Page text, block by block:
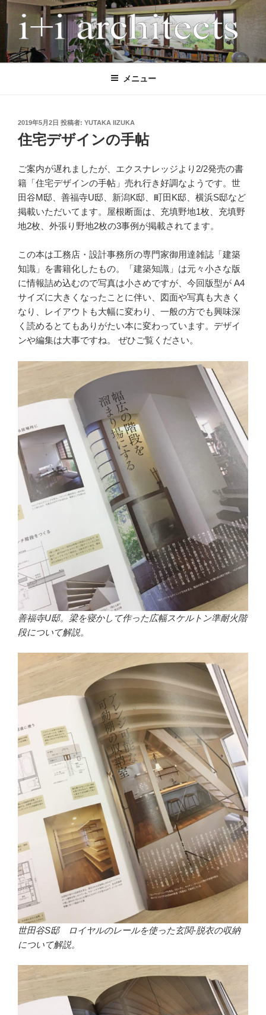
コ
ン
テ
ン
ツ
I+I ARCHITECTS
アイプラスアイ設計事務所は、多様な条件下でも「高性能」と「魅力的
応えてきました。 間取りを先に決めるのではなく、屋根や中間領域か
ら住まい全体の成り立ちを考える設計手法により、風景となる建築、環
境と一体となった快適な空間を実現します。 現在は、耐震等級3、
東京ゼロエミなどの各種補助金活用にも柔軟に対応しています。施工
は、地域の技術力の高い工務店に限定することで、安心して理想的な家
づくりができる体制を整えています。
メニュー
投
稿
日:
2019年5月2日 投稿者: YUTAKA IIZUKA
住宅デザインの手帖
ご案内が遅れましたが、エクスナレッジより2/2発売の書
籍「住宅デザインの手帖」売れ行き好調なようです。世
田谷M邸、善福寺U邸、新潟K邸、町田K邸、横浜S邸など
掲載いただいてます。屋根断面は、充填野地1枚、充填野
地2枚、外張り野地2枚の3事例が掲載されてます。
この本は工務店・設計事務所の専門家御用達雑誌「建築
知識」を書籍化したもの。「建築知識」は元々小さな版
に情報詰め込むので写真は小さめですが、今回版型が A4
サイズに大きくなったことに伴い、図面や写真も大きく
なり、レイアウトも大幅に変わり、一般の方でも興味深
く読めるとてもありがたい本に変わっています。デザイ
ンや編集は大事ですね。 ぜひご覧ください。
善福寺U邸。梁を寝かして作った広幅スケルトン準耐火階
段について解説。
世田谷S邸 ロイヤルのレールを使った玄関-脱衣の収納
について解説。